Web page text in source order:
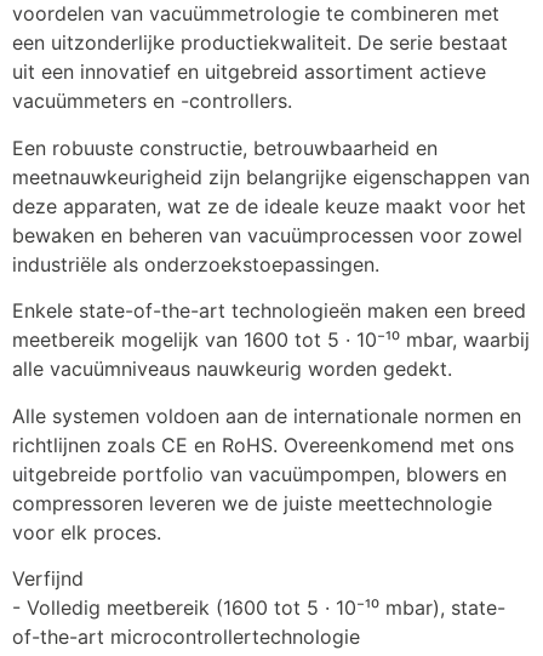
voordelen van vacuümmetrologie te combineren met
een uitzonderlijke productiekwaliteit. De serie bestaat
uit een innovatief en uitgebreid assortiment actieve
vacuümmeters en -controllers.
Een robuuste constructie, betrouwbaarheid en
meetnauwkeurigheid zijn belangrijke eigenschappen van
deze apparaten, wat ze de ideale keuze maakt voor het
bewaken en beheren van vacuümprocessen voor zowel
industriële als onderzoekstoepassingen.
Enkele state-of-the-art technologieën maken een breed
meetbereik mogelijk van 1600 tot 5 · 10⁻¹⁰ mbar, waarbij
alle vacuümniveaus nauwkeurig worden gedekt.
Alle systemen voldoen aan de internationale normen en
richtlijnen zoals CE en RoHS. Overeenkomend met ons
uitgebreide portfolio van vacuümpompen, blowers en
compressoren leveren we de juiste meettechnologie
voor elk proces.
Verfijnd
- Volledig meetbereik (1600 tot 5 · 10⁻¹⁰ mbar), state-
of-the-art microcontrollertechnologie